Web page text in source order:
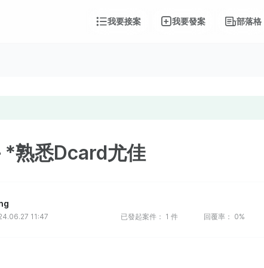
我要接案 我要發案 部落格
*熟悉Dcard尤佳
11:47 已發起案件： 1 件 回覆率： 0%